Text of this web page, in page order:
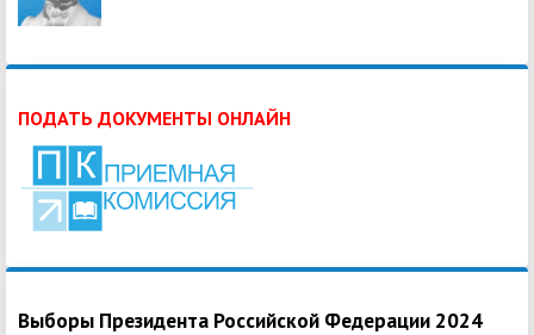
ПОДАТЬ ДОКУМЕНТЫ ОНЛАЙН
Выборы Президента Российской Федерации 2024